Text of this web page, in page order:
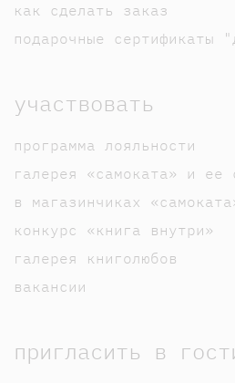
как сделать заказ
подарочные сертификаты
участвовать
программа лояльности
галерея «самоката» и ее
в магазинчиках
конкурс «книга внутри»
галерея книголюбов
вакансии
пригласить в